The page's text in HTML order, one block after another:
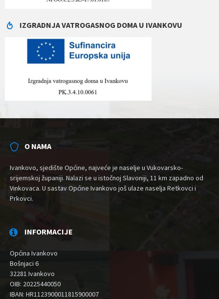
IZGRADNJA VATROGASNOG DOMA U IVANKOVU
O NAMA
Ivankovo, sjedište Općine, najveće je naselje u Vukovarsko-
srijemskoj županiji. Nalazi se u istočnoj Slavoniji, 11 km zapadno od
Vinkovaca. U sastav Općine Ivankovo još ulaze naselja Retkovci i
Prkovci.
INFORMACIJE
Općina Ivankovo
Bošnjaci 6
32281 Ivankovo
OIB: 20225440050
IBAN: HR1123900011815900007